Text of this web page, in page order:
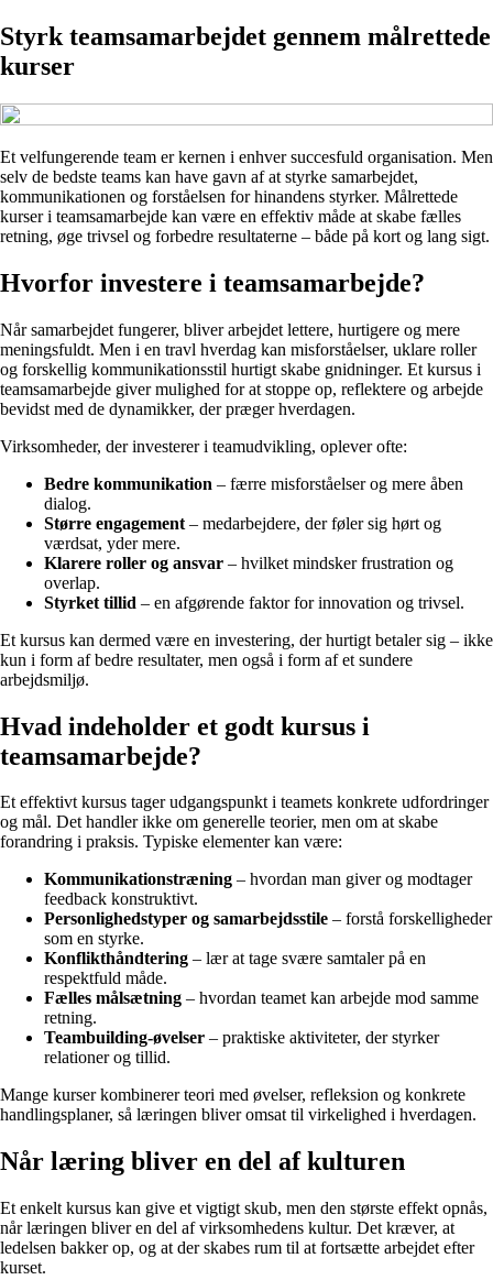
Styrk teamsamarbejdet gennem målrettede
kurser
Et velfungerende team er kernen i enhver succesfuld organisation. Men
selv de bedste teams kan have gavn af at styrke samarbejdet,
kommunikationen og forståelsen for hinandens styrker. Målrettede
kurser i teamsamarbejde kan være en effektiv måde at skabe fælles
retning, øge trivsel og forbedre resultaterne – både på kort og lang sigt.
Hvorfor investere i teamsamarbejde?
Når samarbejdet fungerer, bliver arbejdet lettere, hurtigere og mere
meningsfuldt. Men i en travl hverdag kan misforståelser, uklare roller
og forskellig kommunikationsstil hurtigt skabe gnidninger. Et kursus i
teamsamarbejde giver mulighed for at stoppe op, reflektere og arbejde
bevidst med de dynamikker, der præger hverdagen.
Virksomheder, der investerer i teamudvikling, oplever ofte:
Bedre kommunikation – færre misforståelser og mere åben
dialog.
Større engagement – medarbejdere, der føler sig hørt og
værdsat, yder mere.
Klarere roller og ansvar – hvilket mindsker frustration og
overlap.
Styrket tillid – en afgørende faktor for innovation og trivsel.
Et kursus kan dermed være en investering, der hurtigt betaler sig – ikke
kun i form af bedre resultater, men også i form af et sundere
arbejdsmiljø.
Hvad indeholder et godt kursus i
teamsamarbejde?
Et effektivt kursus tager udgangspunkt i teamets konkrete udfordringer
og mål. Det handler ikke om generelle teorier, men om at skabe
forandring i praksis. Typiske elementer kan være:
Kommunikationstræning – hvordan man giver og modtager
feedback konstruktivt.
Personlighedstyper og samarbejdsstile – forstå forskelligheder
som en styrke.
Konflikthåndtering – lær at tage svære samtaler på en
respektfuld måde.
Fælles målsætning – hvordan teamet kan arbejde mod samme
retning.
Teambuilding-øvelser – praktiske aktiviteter, der styrker
relationer og tillid.
Mange kurser kombinerer teori med øvelser, refleksion og konkrete
handlingsplaner, så læringen bliver omsat til virkelighed i hverdagen.
Når læring bliver en del af kulturen
Et enkelt kursus kan give et vigtigt skub, men den største effekt opnås,
når læringen bliver en del af virksomhedens kultur. Det kræver, at
ledelsen bakker op, og at der skabes rum til at fortsætte arbejdet efter
kurset.